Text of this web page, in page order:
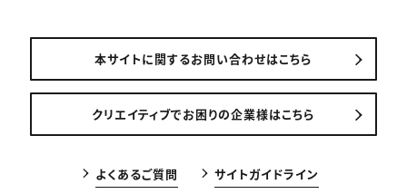
本サイトに関するお問い合わせはこちら
クリエイティブでお困りの企業様はこちら
よくあるご質問 サイトガイドライン